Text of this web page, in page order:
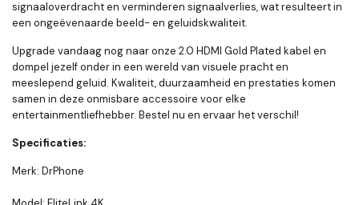
signaaloverdracht en verminderen signaalverlies, wat resulteert in
een ongeëvenaarde beeld- en geluidskwaliteit.
Upgrade vandaag nog naar onze 2.0 HDMI Gold Plated kabel en
dompel jezelf onder in een wereld van visuele pracht en
meeslepend geluid. Kwaliteit, duurzaamheid en prestaties komen
samen in deze onmisbare accessoire voor elke
entertainmentliefhebber. Bestel nu en ervaar het verschil!
Specificaties:
Merk: DrPhone